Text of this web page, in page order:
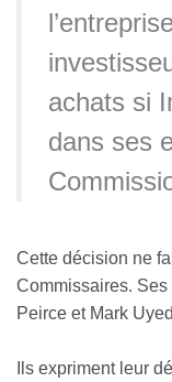
achats si
dans ses
Cette décision ne
Commissaires.
Peirce et Mark
Ils expriment leur